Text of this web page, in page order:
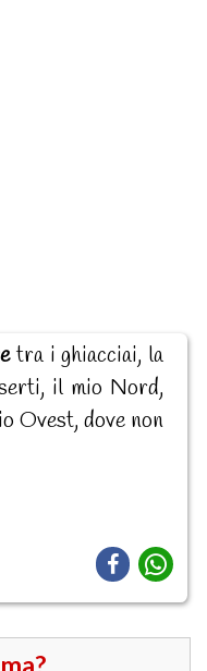
tra i ghiacciai, la
il mio Nord,
Ovest, dove non